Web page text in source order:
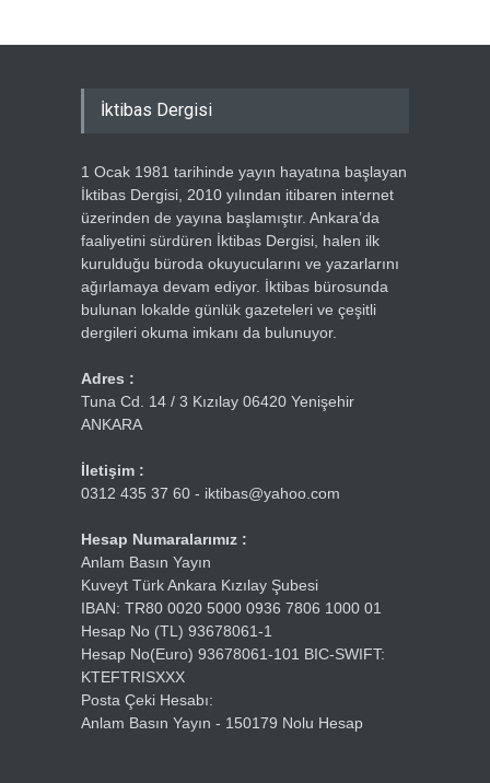
İktibas Dergisi
1 Ocak 1981 tarihinde yayın hayatına başlayan
İktibas Dergisi, 2010 yılından itibaren internet
üzerinden de yayına başlamıştır. Ankara’da
faaliyetini sürdüren İktibas Dergisi, halen ilk
kurulduğu büroda okuyucularını ve yazarlarını
ağırlamaya devam ediyor. İktibas bürosunda
bulunan lokalde günlük gazeteleri ve çeşitli
dergileri okuma imkanı da bulunuyor.
Adres :
Tuna Cd. 14 / 3 Kızılay 06420 Yenişehir
ANKARA
İletişim :
0312 435 37 60 - iktibas@yahoo.com
Hesap Numaralarımız :
Anlam Basın Yayın
Kuveyt Türk Ankara Kızılay Şubesi
IBAN: TR80 0020 5000 0936 7806 1000 01
Hesap No (TL) 93678061-1
Hesap No(Euro) 93678061-101 BIC-SWIFT:
KTEFTRISXXX
Posta Çeki Hesabı:
Anlam Basın Yayın - 150179 Nolu Hesap